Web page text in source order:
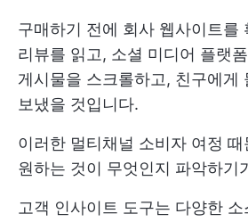
구매하기 전에 회사 웹사이트를
리뷰를 읽고, 소셜 미디어 플랫
게시물을 스크롤하고, 친구에게
보냈을 것입니다.
이러한 멀티채널 소비자 여정
원하는 것이 무엇인지 파악하기
고객 인사이트 도구는 다양한